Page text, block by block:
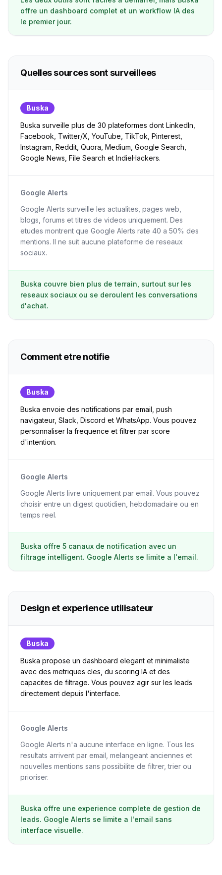
offre un dashboard complet et un workflow IA des
le premier jour.
Quelles sources sont surveillees
Buska
Buska surveille plus de 30 plateformes dont LinkedIn,
Facebook, Twitter/X, YouTube, TikTok, Pinterest,
Instagram, Reddit, Quora, Medium, Google Search,
Google News, File Search et IndieHackers.
Google Alerts
Google Alerts surveille les actualites, pages web,
blogs, forums et titres de videos uniquement. Des
etudes montrent que Google Alerts rate 40 a 50% des
mentions. Il ne suit aucune plateforme de reseaux
sociaux.
Buska couvre bien plus de terrain, surtout sur les
reseaux sociaux ou se deroulent les conversations
d'achat.
Comment etre notifie
Buska
Buska envoie des notifications par email, push
navigateur, Slack, Discord et WhatsApp. Vous pouvez
personnaliser la frequence et filtrer par score
d'intention.
Google Alerts
Google Alerts livre uniquement par email. Vous pouvez
choisir entre un digest quotidien, hebdomadaire ou en
temps reel.
Buska offre 5 canaux de notification avec un
filtrage intelligent. Google Alerts se limite a l'email.
Design et experience utilisateur
Buska
Buska propose un dashboard elegant et minimaliste
avec des metriques cles, du scoring IA et des
capacites de filtrage. Vous pouvez agir sur les leads
directement depuis l'interface.
Google Alerts
Google Alerts n'a aucune interface en ligne. Tous les
resultats arrivent par email, melangeant anciennes et
nouvelles mentions sans possibilite de filtrer, trier ou
prioriser.
Buska offre une experience complete de gestion de
leads. Google Alerts se limite a l'email sans
interface visuelle.